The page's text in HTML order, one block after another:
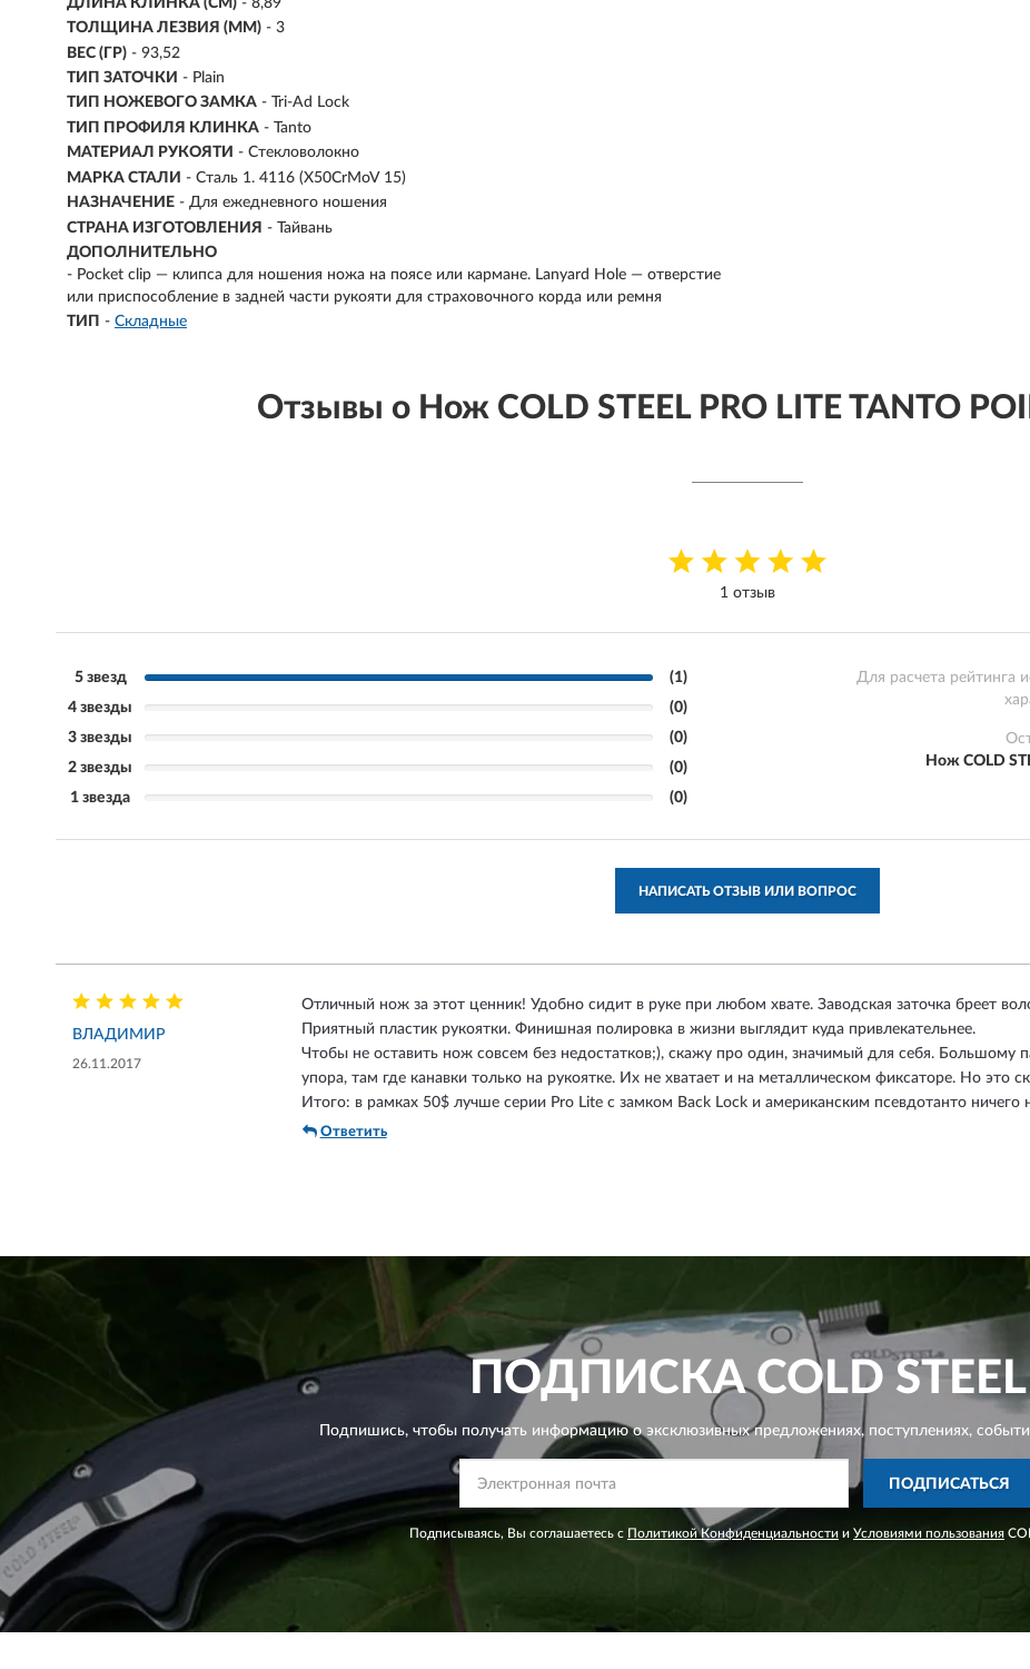
ТОЛЩИНА ЛЕЗВИЯ (ММ) - 3
ВЕС (ГР) - 93,52
ТИП ЗАТОЧКИ - Plain
ТИП НОЖЕВОГО ЗАМКА - Tri-Ad Lock
ТИП ПРОФИЛЯ КЛИНКА - Tanto
МАТЕРИАЛ РУКОЯТИ - Стекловолокно
МАРКА СТАЛИ - Сталь 1. 4116 (X50CrMoV 15)
НАЗНАЧЕНИЕ - Для ежедневного ношения
СТРАНА ИЗГОТОВЛЕНИЯ - Тайвань
ДОПОЛНИТЕЛЬНО
- Pocket clip — клипса для ношения ножа на поясе или кармане. Lanyard Hole — отверстие
или приспособление в задней части рукояти для страховочного корда или ремня
ТИП - Складные
Отзывы о Нож COLD STEEL PRO LITE TANTO
1 отзыв
5 звезд
(1)
4 звезды
(0)
3 звезды
(0)
2 звезды
(0)
1 звезда
(0)
Для расчета рейтинга
Нож COLD
НАПИСАТЬ ОТЗЫВ ИЛИ ВОПРОС
ВЛАДИМИР
26.11.2017
Отличный нож за этот ценник! Удобно сидит в руке при любом хвате. Заводская заточка бреет
Приятный пластик рукоятки. Финишная полировка в жизни выглядит куда привлекательнее.
Чтобы не оставить нож совсем без недостатков;), скажу про один, значимый для себя. Большому
упора, там где канавки только на рукоятке. Их не хватает и на металлическом фиксаторе. Но это
Итого: в рамках 50$ лучше серии Pro Lite с замком Back Lock и американским псевдотанто ничего
Ответить
ПОДПИСКАCOLD STEEL
Подпишись, чтобы получать информацию о эксклюзивных предложениях,поступлениях,
ПОДПИСАТЬСЯ
Подписываясь, Вы соглашаетесь с Политикой Конфиденциальности и Условиями пользования